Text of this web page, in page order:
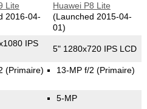
Lite
2016-04-
Huawei P8 Lite
(Launched 2015-04-
01)
IPS
5" 1280x720 IPS LCD
(Primaire) 13-MP f/2 (Primaire)
5-MP